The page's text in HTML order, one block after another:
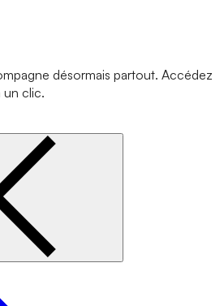
désormais partout. Accédez
un clic.